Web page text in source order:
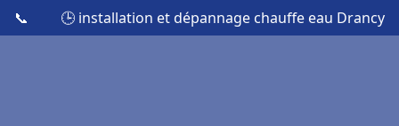
📞 🕒 installation et dépannage chauffe eau Drancy